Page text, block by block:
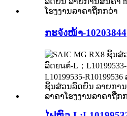
ກະจังໜ້າ-10203844